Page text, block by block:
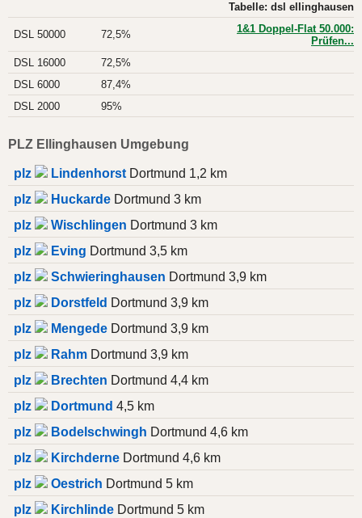
Tabelle: dsl ellinghausen
DSL 50000 72,5%
1&1 Doppel-Flat 50.000:
Prüfen...
DSL 16000
72,5%
DSL 6000
87,4%
DSL 2000
95%
PLZ Ellinghausen Umgebung
plz Lindenhorst Dortmund 1,2 km
plz
Huckarde Dortmund 3 km
plz
Wischlingen Dortmund 3 km
plz
Eving Dortmund 3,5 km
plz
Schwieringhausen Dortmund 3,9 km
plz
Dorstfeld Dortmund 3,9 km
plz
Mengede Dortmund 3,9 km
plz
Rahm Dortmund 3,9 km
plz
Brechten Dortmund 4,4 km
plz
Dortmund 4,5 km
plz
Bodelschwingh Dortmund 4,6 km
plz
Kirchderne Dortmund 4,6 km
plz
Oestrich Dortmund 5 km
plz
Kirchlinde Dortmund 5 km